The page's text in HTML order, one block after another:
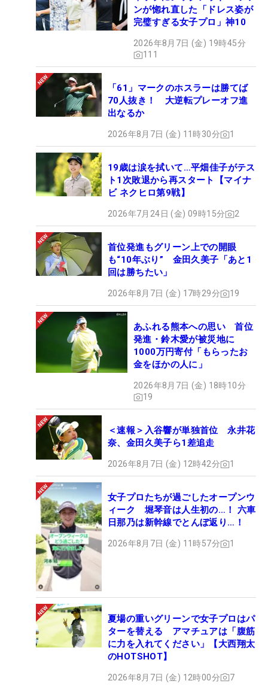
ンが惚れ直した「ドレス姿が
完璧すぎる女子プロ」神10
2026年8月7日 (金) 19時45分
111
「61」マークのホスラーは勝てば
70人抜き！ 大逆転プレーオフ進
出なるか
2026年8月7日 (金) 11時30分 1
19歳は涙を拭いて…平畑佳子がテス
ト1次敗退から再スタート【マイナ
ビ ネクヒロ第9戦】
2026年7月24日 (金) 09時15分 2
首位発進もグリーン上での開眼
も“10年ぶり” 金田久美子「あと1
回は勝ちたい」
2026年8月7日 (金) 17時29分 19
あふれる熊本への思い 首位
発進・鈴木愛が被災地に
1000万円寄付「もらったお
金をほかの人に」
2026年8月7日 (金) 18時10分
19
＜速報＞入谷響が単独首位 永井花
奈、金田久美子ら1差追走
2026年8月7日 (金) 12時42分 1
女子プロたちが過ごしたオープンウ
ィーク 堀琴音は人生初の…！ 六車
日那乃は新幹線でとんぼ返り…！
2026年8月7日 (金) 11時57分 1
夏場の重いグリーンで女子プロはパ
ターを替える アマチュアは「腹筋
に力を入れてください」【大西翔太
のHOTSHOT】
2026年8月7日 (金) 12時00分 7